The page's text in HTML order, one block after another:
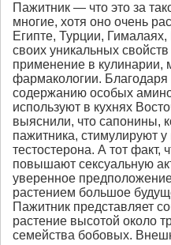
Пажитник — что это за
многие, хотя оно очень
Египте, Турции,
своих уникальных
применение в кулинарии,
фармакологии. Благодаря
содержанию особых
используют в кухнях
выяснили, что сапонины,
пажитника, стимулируют
тестостерона. А тот факт,
повышают сексуальную
уверенное
растением большое
Пажитник представляет
растение высотой около
семейства бобовых.